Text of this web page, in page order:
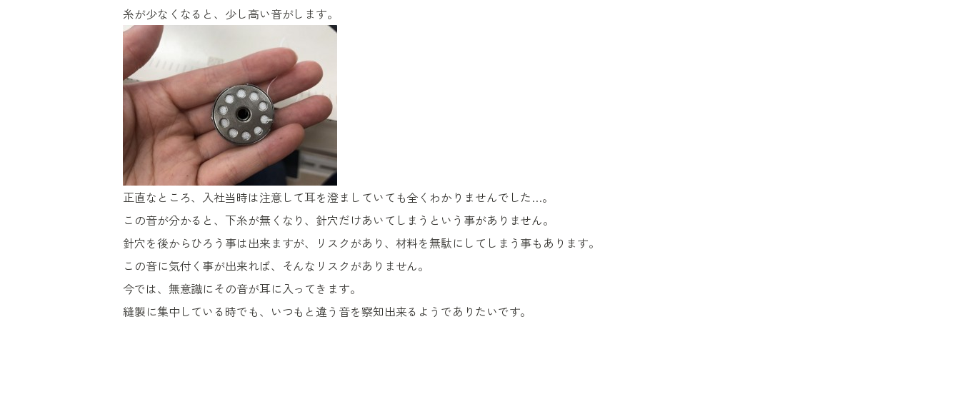
糸が少なくなると、少し高い音がします。
正直なところ、入社当時は注意して耳を澄ましていても全くわかりませんでした…。
この音が分かると、下糸が無くなり、針穴だけあいてしまうという事がありません。
針穴を後からひろう事は出来ますが、リスクがあり、材料を無駄にしてしまう事もあります。
この音に気付く事が出来れば、そんなリスクがありません。
今では、無意識にその音が耳に入ってきます。
縫製に集中している時でも、いつもと違う音を察知出来るようでありたいです。